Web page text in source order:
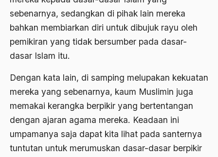
sebenarnya, sedangkan di pihak lain mereka
bahkan membiarkan diri untuk dibujuk rayu oleh
pemikiran yang tidak bersumber pada dasar-
dasar Islam itu.
Dengan kata lain, di samping melupakan kekuatan
mereka yang sebenarnya, kaum Muslimin juga
memakai kerangka berpikir yang bertentangan
dengan ajaran agama mereka. Keadaan ini
umpamanya saja dapat kita lihat pada santernya
tuntutan untuk merumuskan dasar-dasar berpikir
1973
1971
Agama & Negara
Agama Asli
Agama Asli Indonesia
Agama dan Negara
Agama dan negaraa
Agama dan Pemerintah
Agama dan Politik
Agama dan Praktis